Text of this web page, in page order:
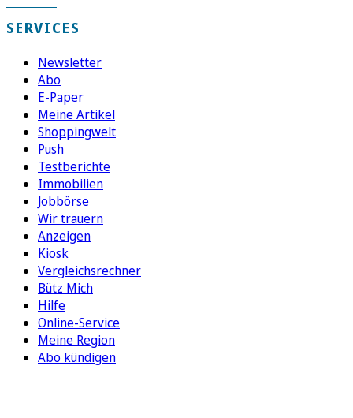
SERVICES
Newsletter
Abo
E-Paper
Meine Artikel
Shoppingwelt
Push
Testberichte
Immobilien
Jobbörse
Wir trauern
Anzeigen
Kiosk
Vergleichsrechner
Bütz Mich
Hilfe
Online-Service
Meine Region
Abo kündigen